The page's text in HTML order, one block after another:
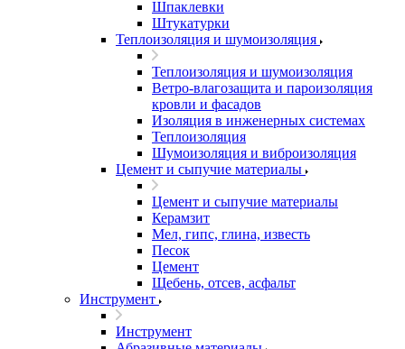
Шпаклевки
Штукатурки
Теплоизоляция и шумоизоляция
Теплоизоляция и шумоизоляция
Ветро-влагозащита и пароизоляция
кровли и фасадов
Изоляция в инженерных системах
Теплоизоляция
Шумоизоляция и виброизоляция
Цемент и сыпучие материалы
Цемент и сыпучие материалы
Керамзит
Мел, гипс, глина, известь
Песок
Цемент
Щебень, отсев, асфальт
Инструмент
Инструмент